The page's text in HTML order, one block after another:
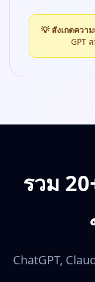
**ประเภท:** [
**เหตุผล:** [ร
ผ่อน]
**การจัดเตรีย
- เอกสารส่งต่อเ
[ชื่อ] [เบอร์โทร]
💡 สังเกตควา
GPT
รวม
ChatGPT,